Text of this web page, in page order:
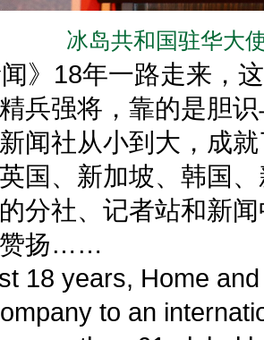
冰岛共和国驻华大
》18年一路走来，
兵强将，靠的是胆
闻社从小到大，成
国、新加坡、韩国
分社、记者站和新
赞扬……
18 years, Home
to an